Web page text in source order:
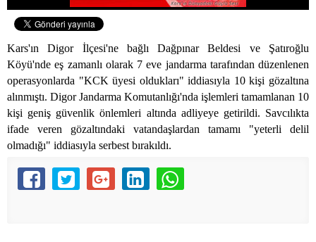
Kars'ın Digor İlçesi'ne bağlı Dağpınar Beldesi ve Şatıroğlu
Köyü'nde eş zamanlı olarak 7 eve jandarma tarafından düzenlenen
operasyonlarda "KCK üyesi oldukları" iddiasıyla 10 kişi gözaltına
alınmıştı. Digor Jandarma Komutanlığı'nda işlemleri tamamlanan 10
kişi geniş güvenlik önlemleri altında adliyeye getirildi. Savcılıkta
ifade veren gözaltındaki vatandaşlardan tamamı "yeterli delil
olmadığı" iddiasıyla serbest bırakıldı.